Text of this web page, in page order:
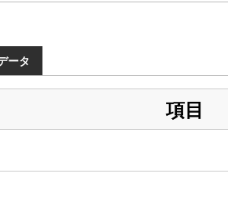
ータ
項目